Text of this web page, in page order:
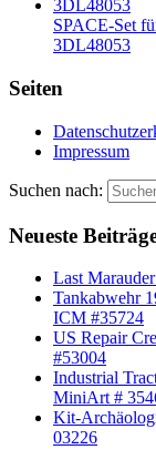
SPACE-Set
3DL48053
Seiten
Impressum
Suchen nach:
Neueste
Last
Tankabwehr
ICM #35724
US Repair
#53004
Industrial
MiniArt #
Kit-
03226